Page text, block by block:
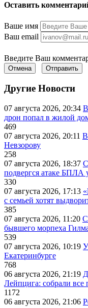
Оставить
Ваше имя
Ваш email
Введите Ваш
Отмена Отправить
Другие Новости
07 августа 2026, 20:34
дрон попал в жилой
469
07 августа 2026, 20:11 В
Невзорову
258
07 августа 2026, 18:37
подвергся атаке БПЛА
330
07 августа 2026, 17:13
с семьей хотят
385
07 августа 2026, 11:20
бывшего морпеха
539
07 августа 2026, 10:19
Екатеринбурге
768
06 августа 2026, 21:19
Лейпцига: собрали все
1172
06 августа 2026, 21:06